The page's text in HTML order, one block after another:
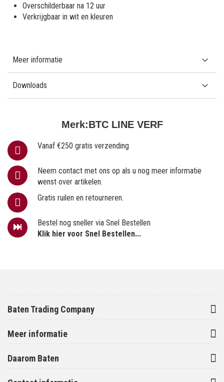
Merk:BTC LINE VERF
Vanaf €250 gratis verzending
Neem contact met ons op als u nog meer informatie
wenst over artikelen.
Gratis ruilen en retourneren.
Bestel nog sneller via Snel Bestellen
Klik hier voor Snel Bestellen...
Overschilderbaar na 12 uur
Verkrijgbaar in wit en kleuren
Meer informatie
Downloads
Baten Trading Company
Meer informatie
Daarom Baten